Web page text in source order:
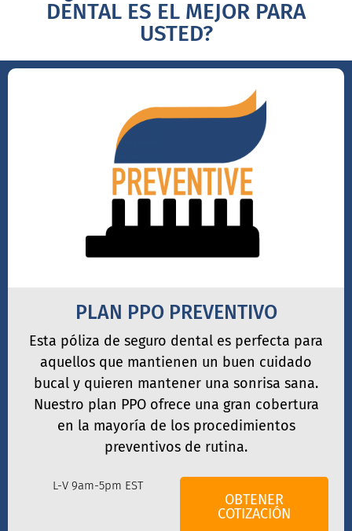
DENTAL ES EL MEJOR PARA
USTED?
PLAN PPO PREVENTIVO
Esta póliza de seguro dental es perfecta para
aquellos que mantienen un buen cuidado
bucal y quieren mantener una sonrisa sana.
Nuestro plan PPO ofrece una gran cobertura
en la mayoría de los procedimientos
preventivos de rutina.
L-V 9am-5pm EST
OBTENER
COTIZACIÓN